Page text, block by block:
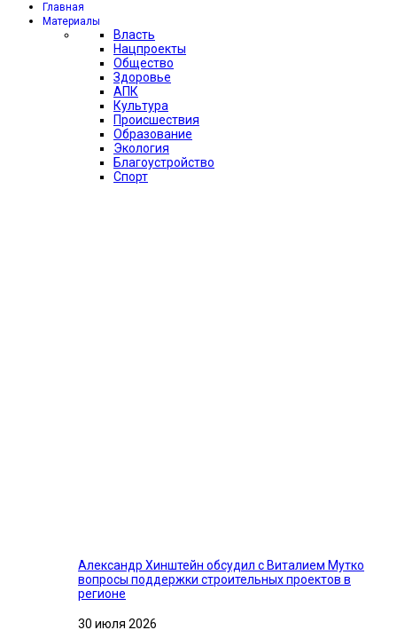
Главная
Материалы
Власть
Нацпроекты
Общество
Здоровье
АПК
Культура
Происшествия
Образование
Экология
Благоустройство
Спорт
Александр Хинштейн обсудил с Виталием Мутко
вопросы поддержки строительных проектов в
регионе
30 июля 2026